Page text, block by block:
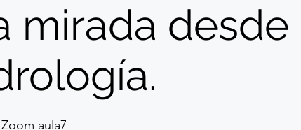
mirada desde
Zoom aula7